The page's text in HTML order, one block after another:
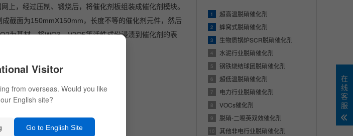
1 超高温脱硝催化剂
2 蜂窝式脱硝催化剂
3 生物质锅炉SCR脱硝催化剂
4 水泥行业脱硝催化剂
5 钢铁烧结球团脱硝催化剂
6 超低温脱硝催化剂
7 电力行业脱硝催化剂
8 VOCs催化剂
9 脱硝-二噁英双效催化剂
10 其他非电行业脱硝催化剂
，经过压制、锻烧后，将催化剂板组装成催化剂模块。
截面为150mmX150mm，长度不等的催化剂元件，然后
为基材，将WO3、V2O5等活性成份浸渍到催化剂的表
在
线
客
服
Visitor
from overseas. Would you like
English site?
Go to English Site